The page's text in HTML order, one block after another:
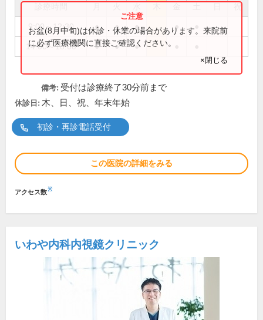
祝
9:00～12:30 ● ● ● ●
14:00～18:00 ● ● ●
お盆(8月中旬)は休診・休業の場合があります。来院前
に必ず医療機関に直接ご確認ください。
×閉じる
備考: 受付は診療終了30分前まで
休診日: 木、日、祝、年末年始
初診・再診電話受付
この医院の詳細をみる
アクセス数※
いわや内科内視鏡クリニック